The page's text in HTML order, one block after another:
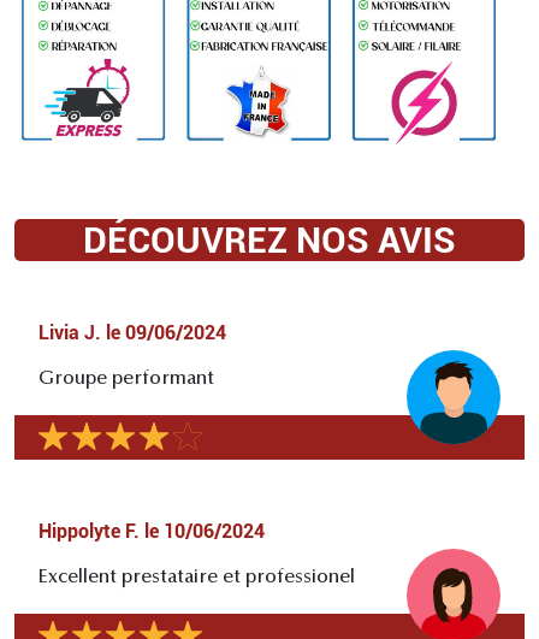
DÉCOUVREZ NOS AVIS
Livia J. le 09/06/2024
Groupe performant
Hippolyte F. le 10/06/2024
Excellent prestataire et professionel